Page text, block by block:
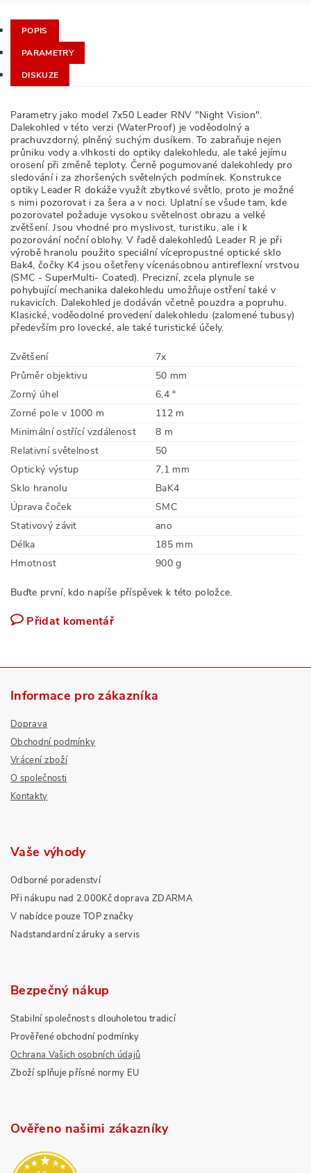
POPIS
PARAMETRY
DISKUZE
Parametry jako model 7x50 Leader RNV "Night Vision".
Dalekohled v této verzi (WaterProof) je voděodolný a
prachuvzdorný, plněný suchým dusíkem. To zabraňuje nejen
průniku vody a vlhkosti do optiky dalekohledu, ale také jejímu
orosení při změně teploty. Černě pogumované dalekohledy pro
sledování i za zhoršených světelných podmínek. Konstrukce
optiky Leader R dokáže využít zbytkové světlo, proto je možné
s nimi pozorovat i za šera a v noci. Uplatní se všude tam, kde
pozorovatel požaduje vysokou světelnost obrazu a velké
zvětšení. Jsou vhodné pro myslivost, turistiku, ale i k
pozorování noční oblohy. V řadě dalekohledů Leader R je při
výrobě hranolu použito speciální vícepropustné optické sklo
Bak4, čočky K4 jsou ošetřeny vícenásobnou antireflexní vrstvou
(SMC - SuperMulti- Coated). Precizní, zcela plynule se
pohybující mechanika dalekohledu umožňuje ostření také v
rukavicích. Dalekohled je dodáván včetně pouzdra a popruhu.
Klasické, voděodolné provedení dalekohledu (zalomené tubusy)
především pro lovecké, ale také turistické účely.
Zvětšení
7x
Průměr objektivu
50 mm
Zorný úhel
6,4 °
Zorné pole v 1000 m
112 m
Minimální ostřící vzdálenost
8 m
Relativní světelnost
50
Optický výstup
7,1 mm
Sklo hranolu
BaK4
Úprava čoček
SMC
Stativový závit
ano
Délka
185 mm
Hmotnost
900 g
Buďte první, kdo napíše příspěvek k této položce.
Přidat komentář
Informace pro zákazníka
Doprava
Obchodní podmínky
Vrácení zboží
O společnosti
Kontakty
Vaše výhody
Odborné poradenství
Při nákupu nad 2.000Kč doprava ZDARMA
V nabídce pouze TOP značky
Nadstandardní záruky a servis
Bezpečný nákup
Stabilní společnost s dlouholetou tradicí
Prověřené obchodní podmínky
Ochrana Vašich osobních údajů
Zboží splňuje přísné normy EU
Ověřeno našimi zákazníky